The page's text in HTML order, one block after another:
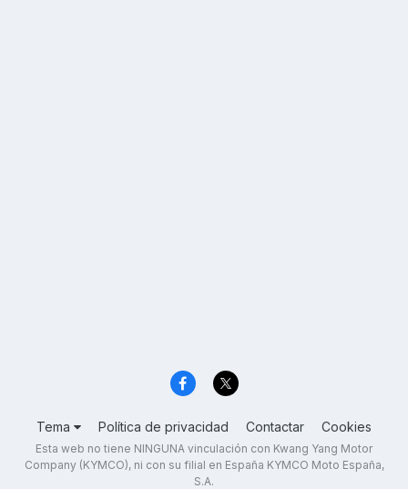
Tema Política de privacidad Contactar Cookies
Esta web no tiene NINGUNA vinculación con Kwang Yang Motor
Company (KYMCO), ni con su filial en España KYMCO Moto España,
S.A.